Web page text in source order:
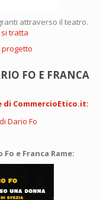
attraverso il teatro.
tratta
progetto
FO E FRANCA
CommercioEtico.it:
e Franca Rame: